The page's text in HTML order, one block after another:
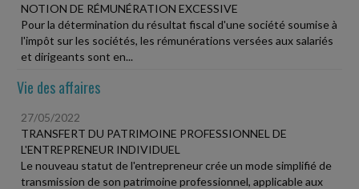
NOTION DE RÉMUNÉRATION EXCESSIVE
Pour la détermination du résultat fiscal d'une société soumise à
l'impôt sur les sociétés, les rémunérations versées aux salariés
et dirigeants sont en...
Vie des affaires
27/05/2022
TRANSFERT DU PATRIMOINE PROFESSIONNEL DE
L'ENTREPRENEUR INDIVIDUEL
Le nouveau statut de l'entrepreneur crée un mode simplifié de
transmission de son patrimoine professionnel, applicable aux